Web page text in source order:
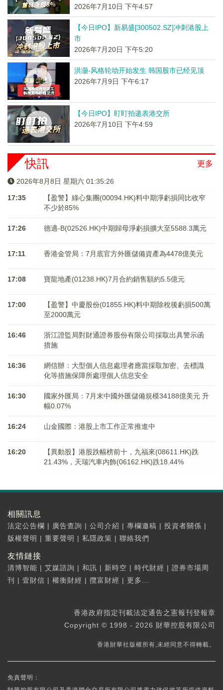
2026年7月10日 下午4:57
【今日IPO】新易盛[300502.SZ]冲刺港股上
市
2026年7月20日 下午5:20
洪灏-风格轮动开始发生 韩国股市已经见顶
2026年7月9日 下午6:17
【今日IPO】盯盯拍递表港交所
2026年7月10日 下午4:59
更多
快訊
2026年8月8日 星期六 01:35:27
17:35
【盈警】綠心集團(00094.HK)料中期淨虧損同比收窄
不少於85%
17:26 德適-B(02526.HK)中期歸母淨虧損擴大至5588.3萬元
17:11 香港金管局：7月底官方外匯儲備資產為4478億美元
17:08 寶龍地產(01238.HK)7月合約銷售額約5.5億元
17:00
【盈警】中慶股份(01855.HK)料中期除稅後虧損500萬
至2000萬元
16:46
浙江證監局對財通證券股份有限公司採取出具警示函
措施
16:36
網信辦：大型個人信息處理者應當採取加密、去標識
化等措施保障所處理個人信息安全
16:30
國家外匯局：7月末中國外匯儲備規模34188億美元 升
幅0.07%
16:24 山金國際：港股上市工作正常推進中
16:20
【異動股】港股跌幅榜前十，九福來(08611.HK)跌
21.43%，天瑞汽車内飾(06162.HK)跌18.44%
相關訊息
法定公告欄 | 廣告查詢 | 公司介紹 | 專欄邀稿 | 投資者關係 |
版權聲明 | 重要聲明 | 私隱政策 | 聯絡我們
友情鏈接
清博智能 | 艾媒諮詢 | 和訊 | 新時空 | 時代財經 | 證券市場周
刊
| 壹財信 | 權衡財經 | 攬富財經 | 更多...
香港政府指定刊載法定通告之憲報刊登報章
Copyright © 1998 - 2026 財華控股有限公司
香港財華社版權所有,未經同意不得轉載。
免責聲明：